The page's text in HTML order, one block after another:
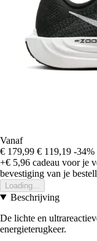
Vanaf
€ 179,99 € 119,19 -34%
+€ 5,96 cadeau voor je
bevestiging van je
Loading...
Beschrijving
De lichte en
energieterugkeer.